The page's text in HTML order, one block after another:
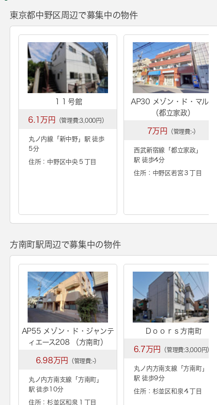
東京都中野区周辺で募集中の物件
１１号館
6.1万円 （管理費:3,000円）
丸ノ内線「 新中野」駅 徒歩
5分
住所：中野区中央５丁目
AP30 メゾン・ド・マルス
（都立家政）
7万円 （管理費:-）
西武新宿線「 都立家政」
駅 徒歩4分
住所：中野区若宮３丁目
方南町駅周辺で募集中の物件
AP55 メゾン・ド・ジャンテ
ィエース208 （方南町）
6.98万円 （管理費:-）
丸ノ内方南支線「 方南町 」
駅 徒歩10分
住所：杉並区和泉１丁目
Ｄｏｏｒｓ方南町
6.7万円 （管理費:3,000円）
丸ノ内方南支線「方南町」
駅 徒歩9分
住所：杉並区和泉４丁目